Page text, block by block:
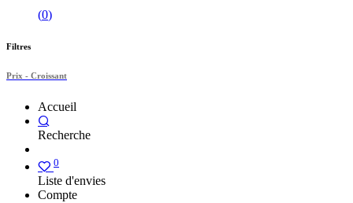
(0)
Filtres
Prix - Croissant
Accueil
Recherche
0
Liste d'envies
Compte